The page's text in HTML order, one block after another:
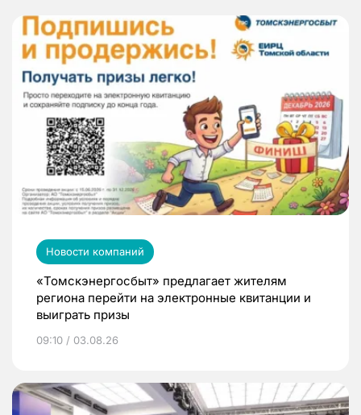
Новости компаний
«Томскэнергосбыт» предлагает жителям
региона перейти на электронные квитанции и
выиграть призы
09:10 / 03.08.26